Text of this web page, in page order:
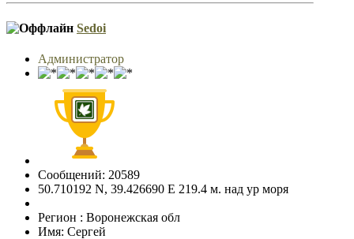
Sedoi
Администратор
Сообщений: 20589
50.710192 N, 39.426690 E 219.4 м. над ур моря
Регион : Воронежская обл
Имя: Сергей